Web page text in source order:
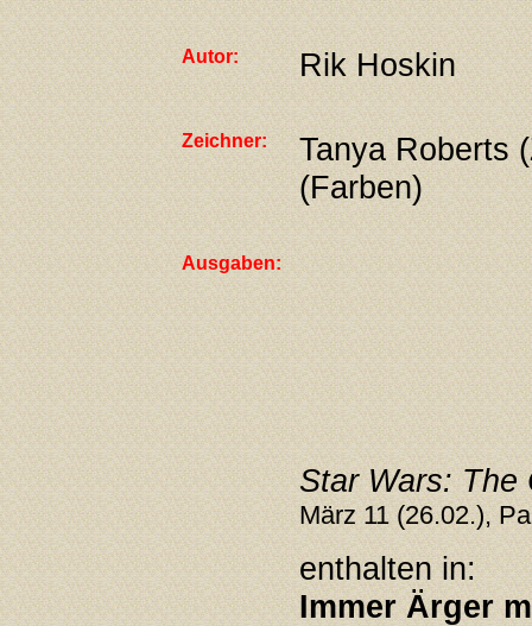
Autor: Rik Hoskin
Zeichner:
Tanya Roberts
(Farben)
Ausgaben:
Star Wars: The
März 11 (26.02.),
enthalten in:
Immer Ärger